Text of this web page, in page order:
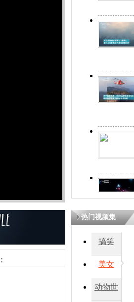
热门视频集
搞笑
美女
动物世